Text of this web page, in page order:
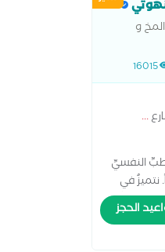
و ما
او
و
16015
...
النفسيِّ
نتميزُ في
تعقيداً، مع
مرموقةٍ
الحجز